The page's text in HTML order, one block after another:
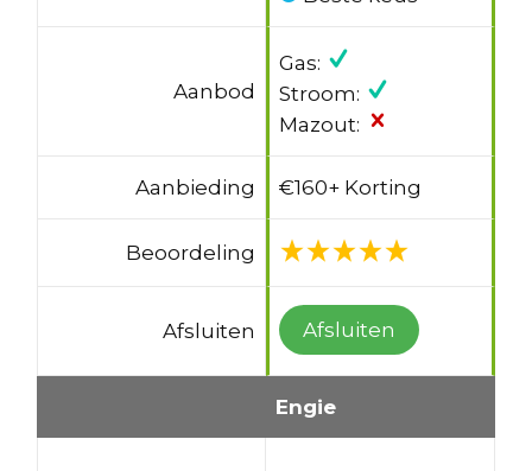
Aanbod
Gas:
Stroom:
Mazout:
Aanbieding €160+ Korting
Beoordeling
Afsluiten Afsluiten
Engie